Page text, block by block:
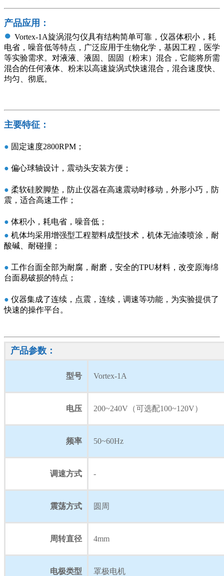
产品应用：
● Vortex-1A旋涡混匀仪具有结构简单可靠，仪器体积小，耗
电省，噪音低等特点，广泛应用于生物化学，基因工程，医学
等实验需求。对液液、液固、固固（粉末）混合，它能将所需
混合的任何液体、粉末以高速旋涡式快速混合，混合速度快、
均匀、彻底。
主要特征：
● 固定速度2800RPM；
● 偏心球轴设计，震动头安装方便；
● 柔软硅胶脚垫，防止仪器在高速震动时移动，外形小巧，防
震，适合高速工作；
● 体积小，耗电省，噪音低；
● 机体均采用增强型工程塑料成型技术，机体无油漆喷涂，耐
酸碱、耐碰撞；
● 工作台面全部为耐腐，耐磨，安全的TPU材料，改变原海绵
台面易破损的特点；
● 仪器集成了连续，点震，连续，调速等功能，为实验提供了
快速的操作平台。
产品参数：
型号 Vortex-1A
电压 200~240V（可选配100~120V）
频率 50~60Hz
调速方式 -
震荡方式 圆周
周转直径 4mm
电极类型 罩极电机